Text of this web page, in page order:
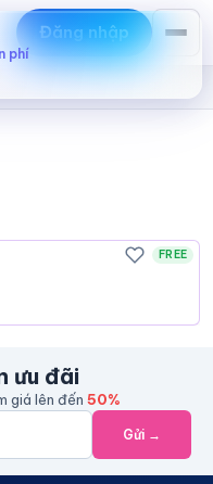
Đăng nhập
FREE
ưu đãi
giá lên đến 50%
Gửi →